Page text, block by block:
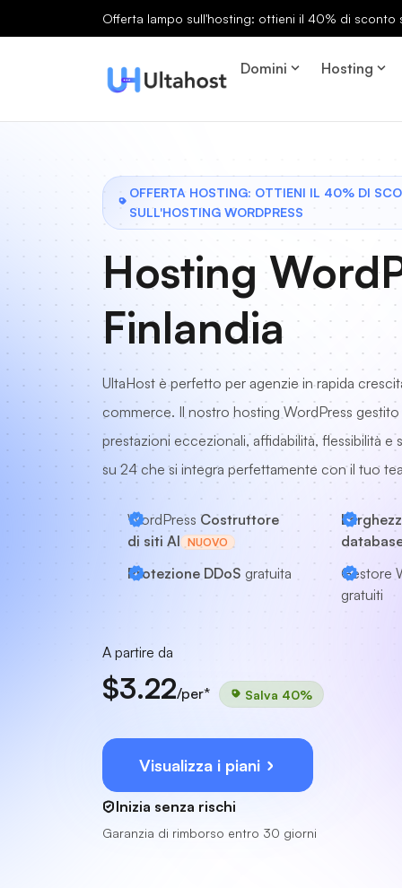
Offerta lampo sull'hosting: ottieni il 40% di
Domini Hosting
OFFERTA HOSTING: OTTIENI IL 40% DI
SULL'HOSTING WORDPRESS
Hosting
Finlandia
UltaHost è perfetto per agenzie in rapida
commerce. Il nostro hosting WordPress
prestazioni eccezionali, affidabilità, flessibilità
su 24 che si integra perfettamente con il tuo
WordPress Costruttore
di siti AI NUOVO
Protezione DDoS gratuita
Gestore
gratuiti
A partire da
$3.22/per* Salva 40%
Visualizza i piani
Inizia senza rischi
Garanzia di rimborso entro 30 giorni